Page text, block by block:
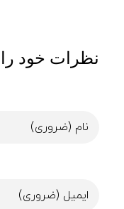
نظرات خود را